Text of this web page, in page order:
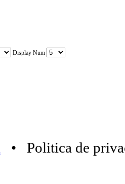
Display Num
• Politica de